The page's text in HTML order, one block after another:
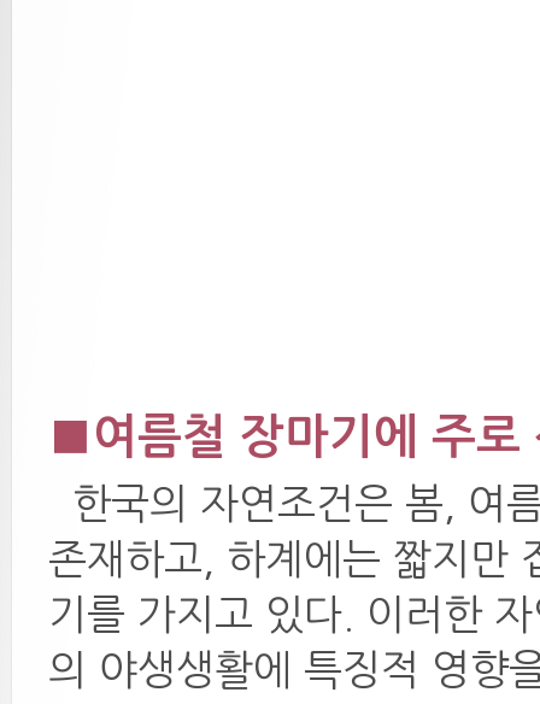
■여름철 장마기에 주로
한국의 자연조건은 봄, 여
존재하고, 하계에는 짧지만
기를 가지고 있다. 이러한
의 야생생활에 특징적 영향